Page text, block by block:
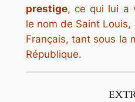
prestige, ce qui lui a
le nom de Saint
Français, tant sous la
République.